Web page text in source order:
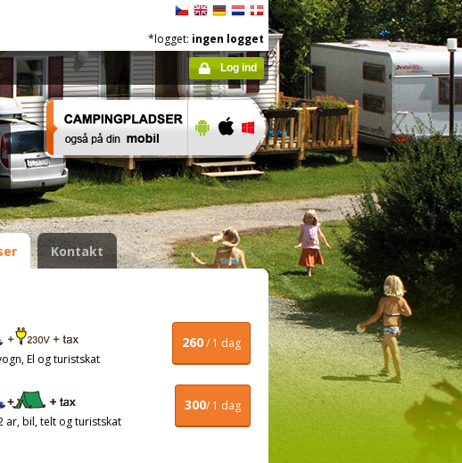
*logget: ingen logget
Log ind
Kontakt
260/ 1 dag
El og turistskat
300/ 1 dag
ar, bil, telt og turistskat